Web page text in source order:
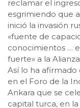
reclamar el
esgrimiendo que
inició la invasión
«fuente de
conocimientos …
fuerte» a la
Así lo ha
en el Foro de la
Ankara que se
capital turca, en